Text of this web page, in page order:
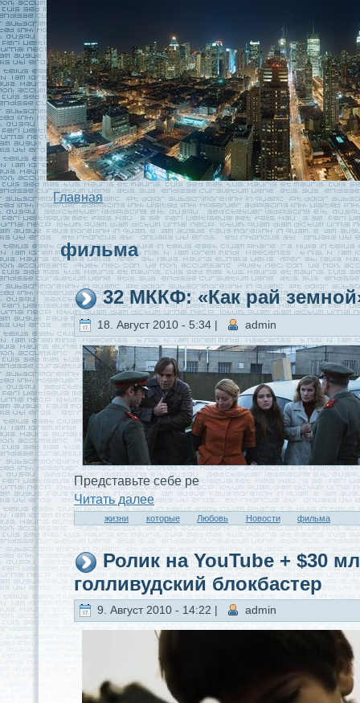
Главная
фильма
32 МККФ: «Как рай
18. Август 2010 - 5:34 | admin
Предстaвьте себе ре
Читaть далее
жизни которые Любовь Новости фильма
Ролик на YouTube + $30
голливудский блокбастер
9. Август 2010 - 14:22 | admin